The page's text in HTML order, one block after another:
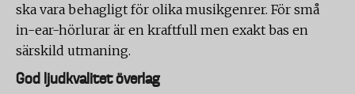
ska vara behagligt för olika musikgenrer. För små
in-ear-hörlurar är en kraftfull men exakt bas en
särskild utmaning.
God ljudkvalitet överlag